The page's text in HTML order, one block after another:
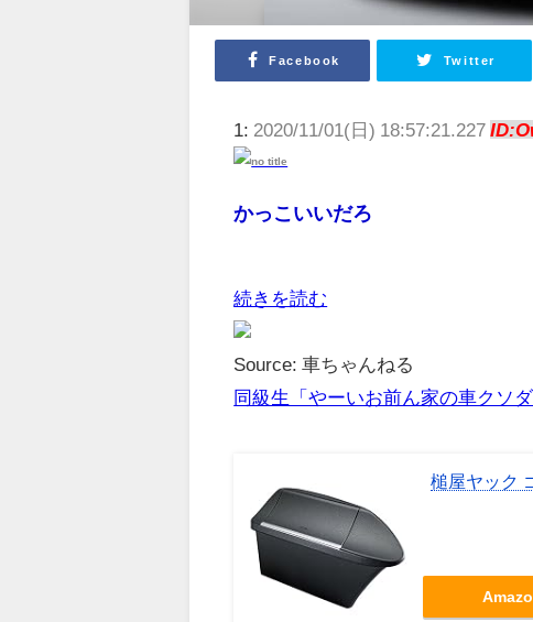
Facebook Twitter
1: 2020/11/01(日) 18:57:21.227
かっこいいだろ
続きを読む
Source: 車ちゃんねる
同級生「やーいお前ん家の車クソ
槌屋ヤック